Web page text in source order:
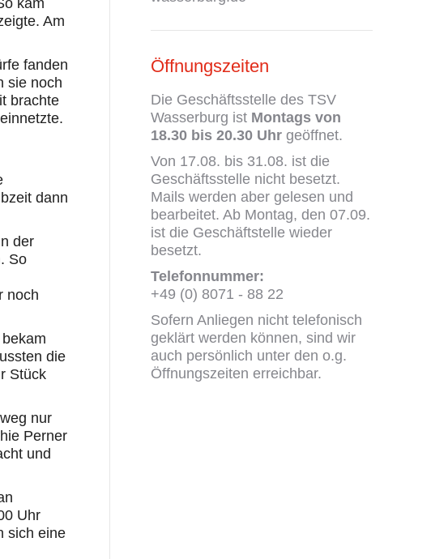
kam
Am
fanden
sie noch
brachte
dann
der
So
noch
die
Stück
nur
Perner
und
Uhr
sich eine
Öffnungszeiten
Die Geschäftsstelle des TSV
Wasserburg ist Montags von
18.30 bis 20.30 Uhr geöffnet.
Von 17.08. bis 31.08. ist die
Geschäftsstelle nicht besetzt.
Mails werden aber gelesen und
bearbeitet. Ab Montag, den 07.09.
ist die Geschäftstelle wieder
besetzt.
Telefonnummer:
+49 (0) 8071 - 88 22
Sofern Anliegen nicht telefonisch
geklärt werden können, sind wir
auch persönlich unter den o.g.
Öffnungszeiten erreichbar.